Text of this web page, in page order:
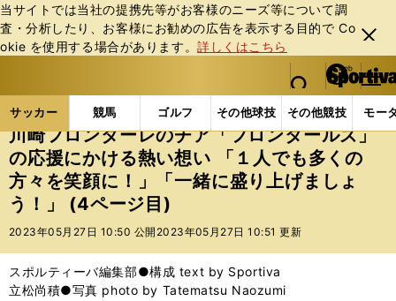
当サイトでは当社の提携先等がお客様のニーズ等について調
査・分析したり、お客様にお勧めの広告を表⽰する⽬的で Co
okie を使⽤する場合があります。詳しくはこちら
閉じ
る
web Sportiva (webスポルティーバ)
検索
マイペ
ー
ジ
メニュ
サッカー 競馬 ゴルフ その他球技 その他競技 モー
ス
ポ
ル
テ
ィ
ー
バ
サッカーの記事一覧 Jリーグ他 Jリーグ 川崎フ
川崎フロンターレのチア「フロンタールズ」
の応援にかける熱い想い 「１人でも多くの
方々を笑顔に！」「一緒に盛り上げましょ
う！」 (4ページ目)
2023年05月27日 10:50 公開 2023年05月27日 10:51 更新
スポルティーバ編集部●構成 text by Sportiva
立松尚積●写真 photo by Tatematsu Naozumi